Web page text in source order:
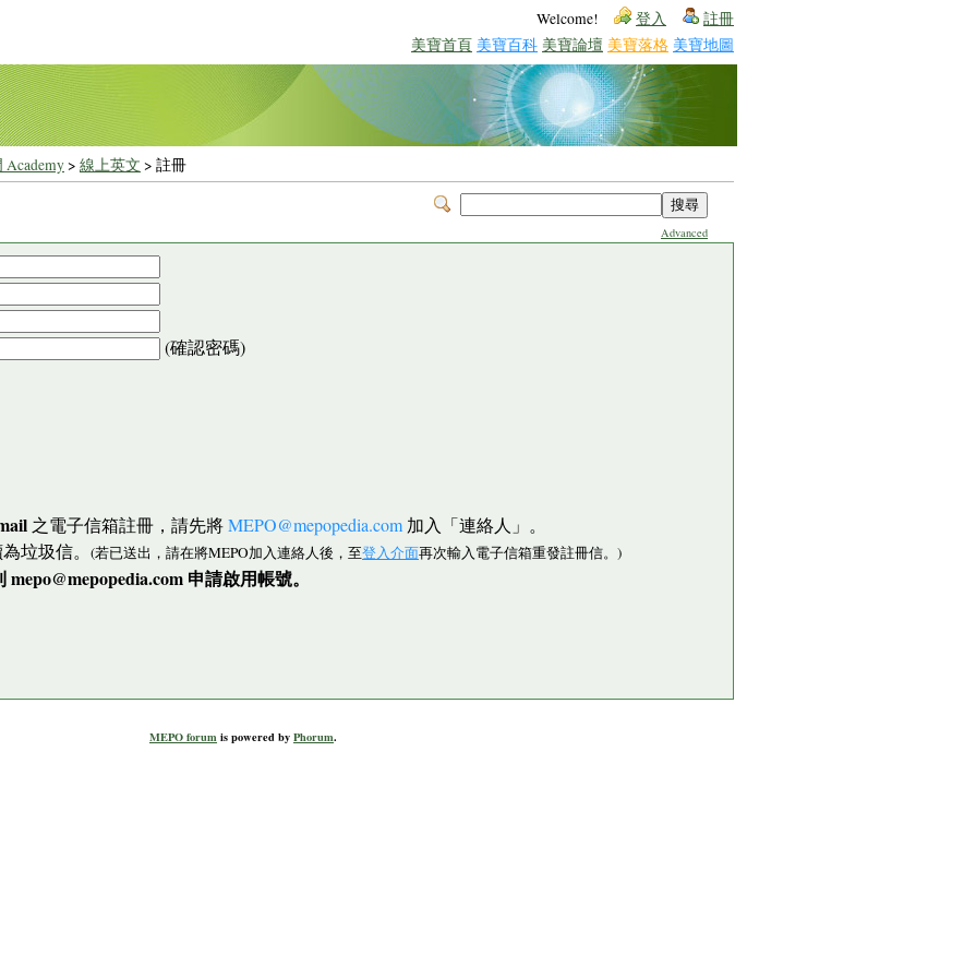
Welcome! 登入 註冊
美寶首頁 美寶百科 美寶論壇 美寶落格 美寶地圖
Academy> 線上英文 > 註冊
Advanced
(確認密碼)
之電子信箱註冊，請先將MEPO@mepopedia.com 加入「連絡人」。
垃圾信。 (若已送出，請在將MEPO加入連絡人後，至登入介面再次輸入電子信箱重發註冊信。)
申請啟用帳號。
MEPO forumis powered byPhorum.